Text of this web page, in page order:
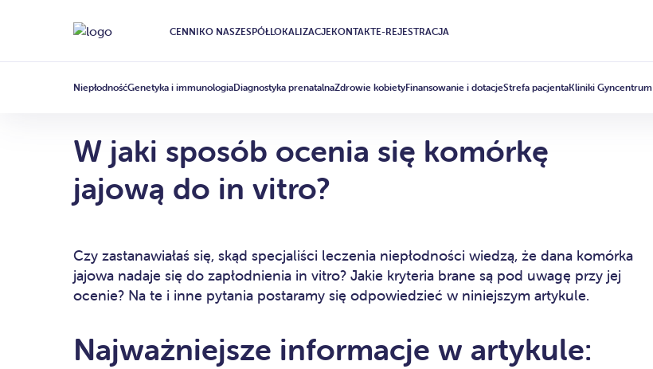
CENNIKO NASZESPÓŁLOKALIZACJEKONTAKTE-REJESTRACJA
NiepłodnośćGenetyka i immunologiaDiagnostyka prenatalnaZdrowie kobietyFinansowanie i dotacjeStrefa pacjentaKliniki Gyncentrum
W jaki sposób ocenia się komórkę
jajową do in vitro?
Czy zastanawiałaś się, skąd specjaliści leczenia niepłodności wiedzą, że dana komórka
jajowa nadaje się do zapłodnienia in vitro? Jakie kryteria brane są pod uwagę przy jej
ocenie? Na te i inne pytania postaramy się odpowiedzieć w niniejszym artykule.
Najważniejsze informacje w artykule: